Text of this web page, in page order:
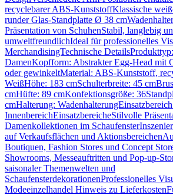
recyclebarer ABS-KunststoffKlassische
runder Glas-Standplatte Ø 38
Präsentation von SchuhenStabil, langlebig
umweltfreundlichIdeal für professionelles
MerchandisingTechnische
DamenKopfform: Abstrakter Egg-Head mit
oder gewinkeltMaterial: ABS-Kunststoff,
WeißHöhe: 183 cmSchulterbreite: 45
cmHüfte: 89 cmKonfektionsgröße:
cmHalterung:
InnenbereichEinsatzbereicheStilvolle
Damenkollektionen im
auf Verkaufsflächen und
Boutiquen, Fashion Stores und Concept
Showrooms, Messeauftritten und Pop-up-
saisonaler Themenwelten und
SchaufensterdekorationenProfessionelles
Modeeinzelhandel Hinweis zu